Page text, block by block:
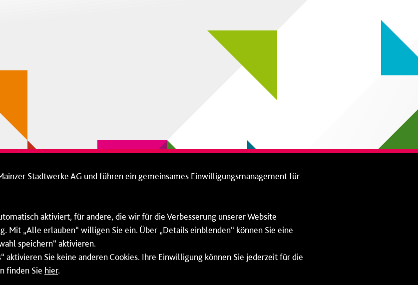
Stadtwerke AG und führen ein gemeinsames Einwilligungsmanagement für
aktiviert, für andere, die wir für die Verbesserung unserer Website
Mit „Alle erlauben“ willigen Sie ein. Über „Details einblenden“ können Sie eine
speichern“ aktivieren.
aktivieren Sie keine anderen Cookies. Ihre Einwilligung können Sie jederzeit für die
finden Sie hier.